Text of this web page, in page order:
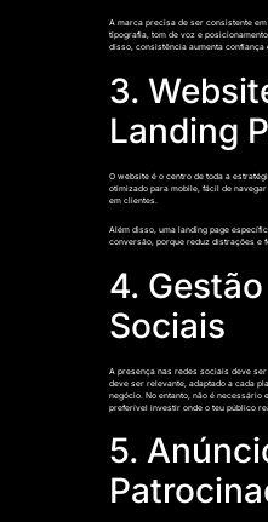
A marca precisa de ser consistente
tipografia, tom de voz e
disso, consistência aumenta
3.
Landing
O website é o centro de toda a
otimizado para mobile, fácil de
em clientes.
Além disso, uma landing page
conversão, porque reduz distrações e
4.
Sociais
A presença nas redes sociais deve
deve ser relevante, adaptado a cada
negócio. No entanto, não é necessário
preferível investir onde o teu público
5.